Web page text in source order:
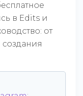
в Edits и
от